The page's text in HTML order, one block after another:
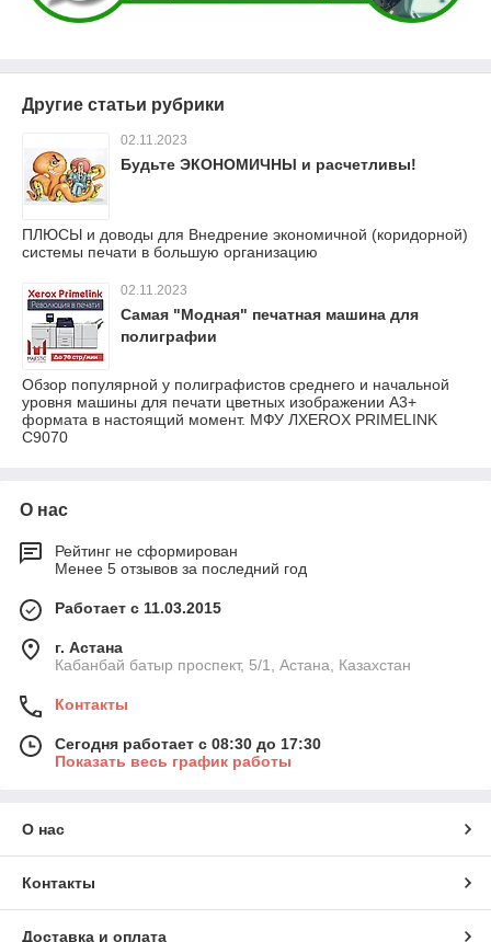
Другие статьи рубрики
02.11.2023
Будьте ЭКОНОМИЧНЫ и расчетливы!
ПЛЮСЫ и доводы для Внедрение экономичной (коридорной)
системы печати в большую организацию
02.11.2023
Самая "Модная" печатная машина для
полиграфии
Обзор популярной у полиграфистов среднего и начальной
уровня машины для печати цветных изображении А3+
формата в настоящий момент. МФУ ЛXEROX PRIMELINK
C9070
О нас
Рейтинг не сформирован
Менее 5 отзывов за последний год
Работает с 11.03.2015
г. Астана
Кабанбай батыр проспект, 5/1, Астана, Казахстан
Контакты
Сегодня работает с 08:30 до 17:30
Показать весь график работы
О нас
Контакты
Доставка и оплата